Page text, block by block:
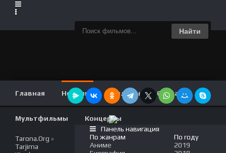
Найти
Главная Новинки Фильмы Сериалы
Мультфильмы Концерты
Tarona.Org »
Tarjima
Панель навигация
По жанрам
Аниме
По году
2019